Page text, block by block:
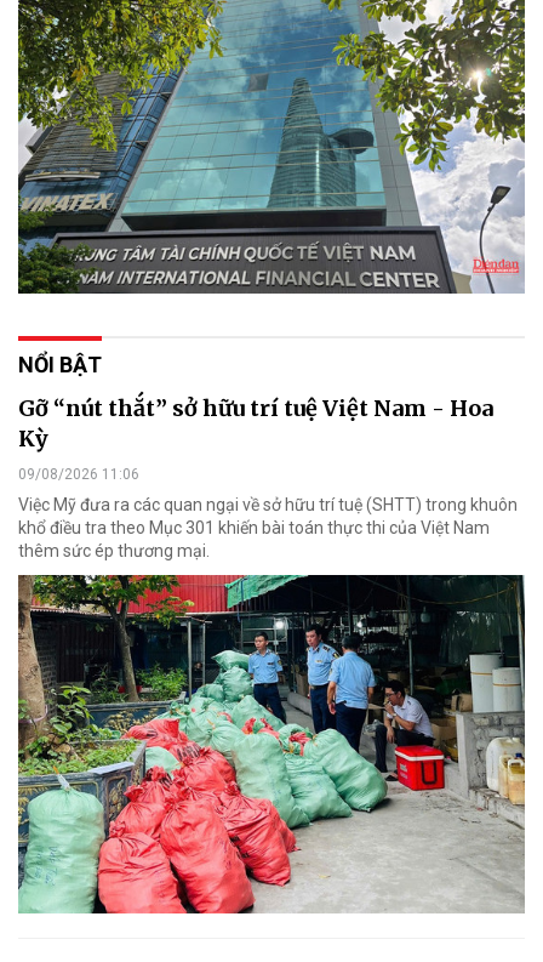
NỔI BẬT
Gỡ “nút thắt” sở hữu trí tuệ Việt Nam - Hoa
Kỳ
09/08/2026 11:06
Việc Mỹ đưa ra các quan ngại về sở hữu trí tuệ (SHTT) trong khuôn
khổ điều tra theo Mục 301 khiến bài toán thực thi của Việt Nam
thêm sức ép thương mại.